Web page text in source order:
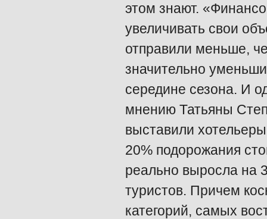
этом знают.
увеличивать свои
отправили меньше,
значительно
середине сезона. И
мнению Татьяны
выставили
20% подорожания
реально выросла на
туристов. Причем
категорий, самых